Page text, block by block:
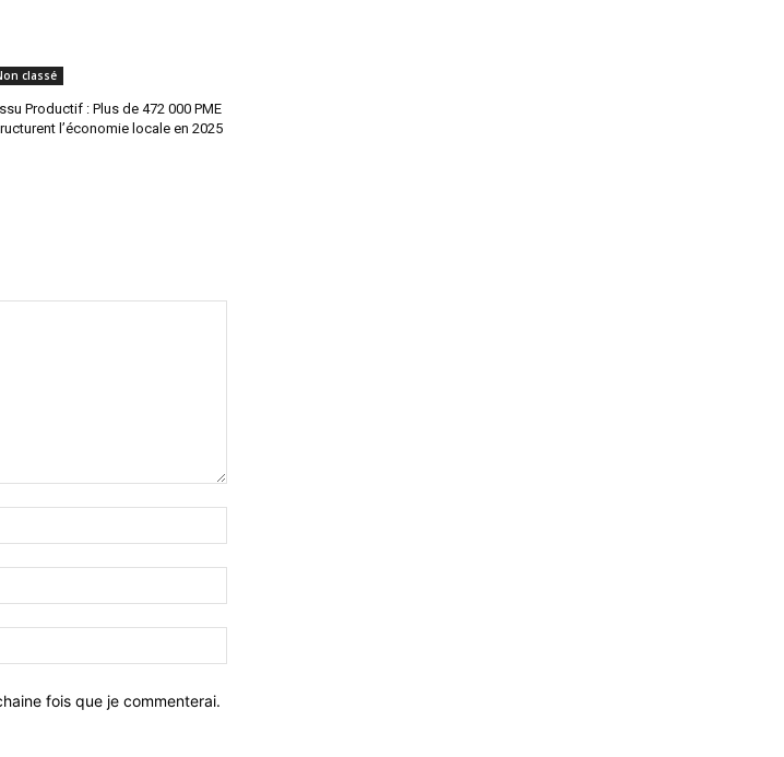
classé
Productif : Plus de 472 000 PME
l’économie locale en 2025
:*
:*
:
fois que je commenterai.